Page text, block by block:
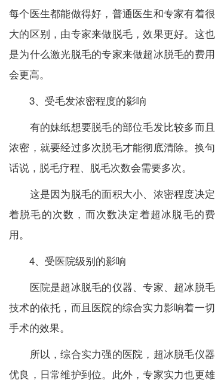
每个医生都能做得好，普通医生和专家有着很
大的区别，由专家来做脱毛，效果更好。这也
是为什么激光脱毛的专家来做超冰脱毛的费用
会更高。
3、受毛发浓密程度的影响
有的妹纸想要脱毛的部位毛发比较多而且
浓密，就要经过多次脱毛才能彻底清除。换句
话说，脱毛疗程、脱毛次数会需要多次。
这是因为脱毛的面积大小、浓密程度决定
着脱毛的次数，而次数决定着超冰脱毛的费
用。
4、受医院级别的影响
医院是超冰脱毛的仪器、专家、超冰脱毛
技术的依托，而且医院的综合实力影响着一切
手术的效果。
所以，综合实力强的医院，超冰脱毛仪器
优良，日常维护到位。此外，专家实力也更雄